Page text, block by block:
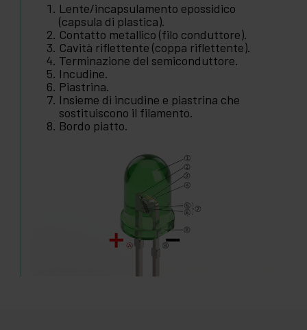
Lente/incapsulamento epossidico
(capsula di plastica).
Contatto metallico (filo conduttore).
Cavità riflettente (coppa riflettente).
Terminazione del semiconduttore.
Incudine.
Piastrina.
Insieme di incudine e piastrina che
sostituiscono il filamento.
Bordo piatto.